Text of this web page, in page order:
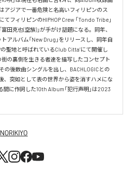
アジアで一番危険と名高いフィリピンのス
てフィリピンのHIPHOP Crew 「Tondo Tribe」
田克也(空族)」が手がけ話題になる。同年、
アルバム「New Drug」をリリースし、同年自
聖地と呼ばれているClub Citta’にて開催し
の裏側を生きる者達を描写したコンセプト
の後数曲シングルを出し、BACHLOGICとの
、突如として表の世界から姿を消すハメにな
に作詞した10th Album「犯行声明」は2023
NORIKIYO